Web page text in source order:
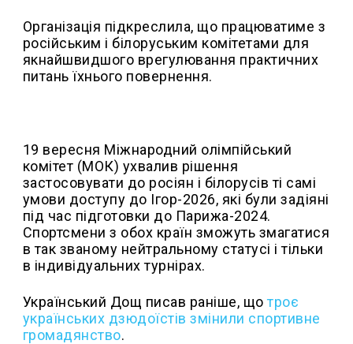
Організація підкреслила, що працюватиме з
російським і білоруським комітетами для
якнайшвидшого врегулювання практичних
питань їхнього повернення.
19 вересня Міжнародний олімпійський
комітет (МОК) ухвалив рішення
застосовувати до росіян і білорусів ті самі
умови доступу до Ігор-2026, які були задіяні
під час підготовки до Парижа-2024.
Спортсмени з обох країн зможуть змагатися
в так званому нейтральному статусі і тільки
в індивідуальних турнірах.
Український Дощ писав раніше, щотроє
українських дзюдоїстів змінили спортивне
громадянство.